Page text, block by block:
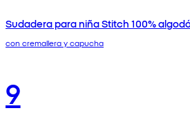
Sudadera para niña Stitch 100%
con cremallera y capucha
9